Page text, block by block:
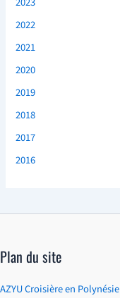
2022
2021
2020
2019
2018
2017
2016
Plan du site
AZYU Croisière en Polynésie